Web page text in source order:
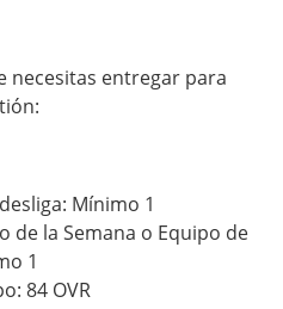
necesitas entregar para
Mínimo 1
de la Semana o Equipo de
1
84 OVR